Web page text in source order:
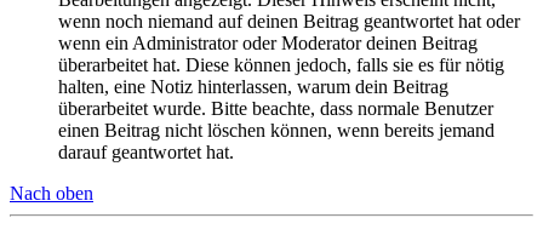
wenn noch niemand auf deinen Beitrag geantwortet hat oder
wenn ein Administrator oder Moderator deinen Beitrag
überarbeitet hat. Diese können jedoch, falls sie es für nötig
halten, eine Notiz hinterlassen, warum dein Beitrag
überarbeitet wurde. Bitte beachte, dass normale Benutzer
einen Beitrag nicht löschen können, wenn bereits jemand
darauf geantwortet hat.
Nach oben